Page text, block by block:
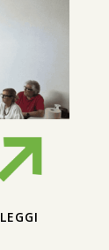
LEGGI